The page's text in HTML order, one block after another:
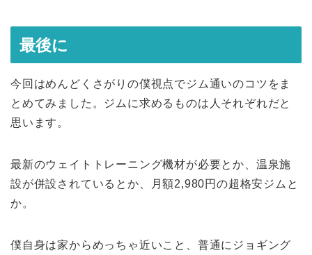
最後に
今回はめんどくさがりの僕視点でジム通いのコツをま
とめてみました。ジムに求めるものは人それぞれだと
思います。
最新のウェイトトレーニング機材が必要とか、温泉施
設が併設されているとか、月額2,980円の超格安ジムと
か。
僕自身は家からめっちゃ近いこと、普通にジョギング